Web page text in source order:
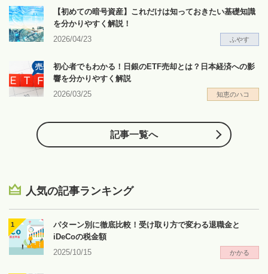
【初めての暗号資産】これだけは知っておきたい基礎知識
を分かりやすく解説！
2026/04/23
ふやす
初心者でもわかる！日銀のETF売却とは？日本経済への影
響を分かりやすく解説
2026/03/25
知恵のハコ
記事一覧へ
人気の記事ランキング
パターン別に徹底比較！受け取り方で変わる退職金と
iDeCoの税金額
2025/10/15
かかる